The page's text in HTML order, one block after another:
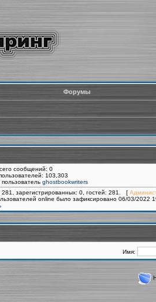
Форумы
сообщений: 0
103,303
ghostbookwriters
281, зарегистрированных: 0, гостей: 281. [
online было зафиксировано 06/03/2022
Имя: